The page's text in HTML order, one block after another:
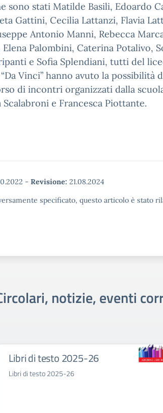
sono stati Matilde Basili, Edoardo
Gattini, Cecilia Lattanzi, Flavia
Antonio Manni, Rebecca
Palombini, Caterina Potalivo,
e Sofia Splendiani, tutti del
Vinci” hanno avuto la possibilità
di incontri organizzati dalla
Scalabroni e Francesca Piottante.
- Revisione: 21.08.2024
specificato, questo articolo è stato
notizie, eventi
Libri di testo 2025-26
Libri di testo 2025-26